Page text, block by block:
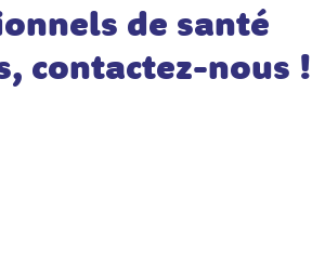
de santé
contactez-nous !